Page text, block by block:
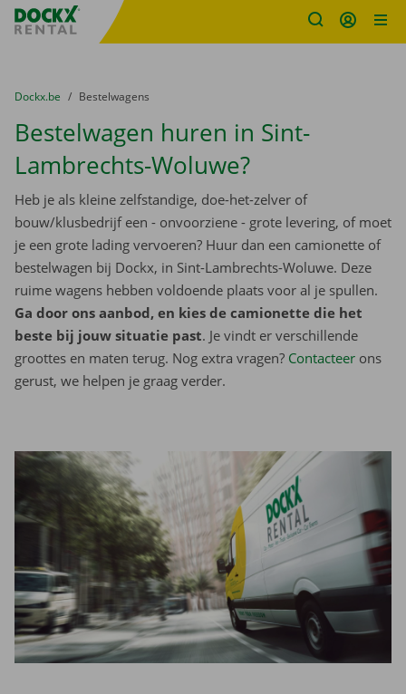
Fratello DEMO
U bevindt zich hier:
van
Dockx.be naar
Bestelwagens
Bestelwagen huren in Sint-
Lambrechts-Woluwe?
Heb je als kleine zelfstandige, doe-het-zelver of
bouw/klusbedrijf een - onvoorziene - grote levering, of moet
je een grote lading vervoeren? Huur dan een camionette of
bestelwagen bij Dockx, in Sint-Lambrechts-Woluwe. Deze
ruime wagens hebben voldoende plaats voor al je spullen.
Ga door ons aanbod, en kies de camionette die het
beste bij jouw situatie past. Je vindt er verschillende
groottes en maten terug. Nog extra vragen? Contacteer ons
gerust, we helpen je graag verder.